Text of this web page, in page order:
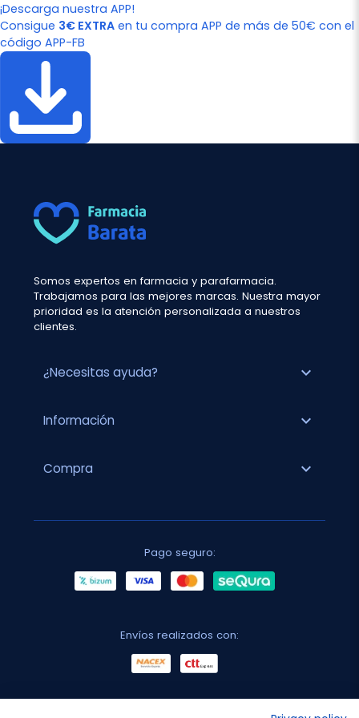
¡Descarga nuestra APP!
Consigue 3€ EXTRA en tu compra APP de más de 50€ con el
código APP-FB
Somos expertos en farmacia y parafarmacia.
Trabajamos para las mejores marcas. Nuestra mayor
prioridad es la atención personalizada a nuestros
clientes.
¿Necesitas ayuda? expand_more
Información expand_more
Compra expand_more
Pago seguro:
Envíos realizados con: